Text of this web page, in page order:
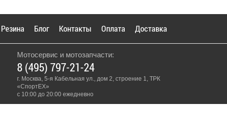
Резина Блог Контакты Оплата Доставка
Мотосервис и мотозапчасти:
8 (495) 797-21-24
г. Москва, 5-я Кабельная ул., дом 2, строение 1, ТРК
«СпортЕХ»
с 10:00 до 20:00 ежедневно